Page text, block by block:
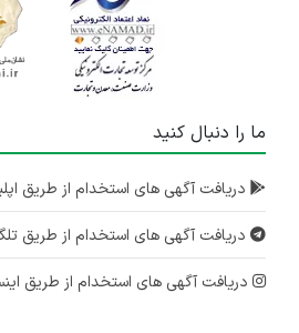
ما را دنبال کنید
دریافت آگهی های استخدام از طریق
دریافت آگهی های استخدام از طریق
دریافت آگهی های استخدام از طریق